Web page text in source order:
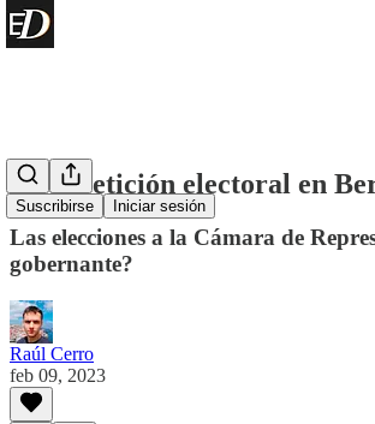
Suscribirse Iniciar sesión
La repetición electoral en
Las elecciones a la Cámara de
gobernante?
Raúl Cerro
feb 09, 2023